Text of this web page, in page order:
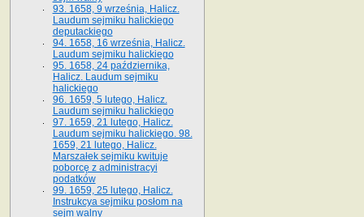
93. 1658, 9 września, Halicz.
Laudum sejmiku halickiego
deputackiego
94. 1658, 16 września, Halicz.
Laudum sejmiku halickiego
95. 1658, 24 października,
Halicz. Laudum sejmiku
halickiego
96. 1659, 5 lutego, Halicz.
Laudum sejmiku halickiego
97. 1659, 21 lutego, Halicz.
Laudum sejmiku halickiego. 98.
1659, 21 lutego, Halicz.
Marszałek sejmiku kwituje
poborcę z administracyi
podatków
99. 1659, 25 lutego, Halicz.
Instrukcya sejmiku posłom na
sejm walny